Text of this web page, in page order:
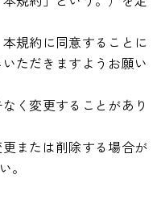
規約に同意することに
ただきますようお願い
く変更することがあり
または削除する場合が
。